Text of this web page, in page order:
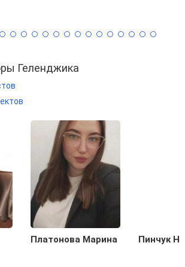
Геленджика
Платонова Марина Пинчук